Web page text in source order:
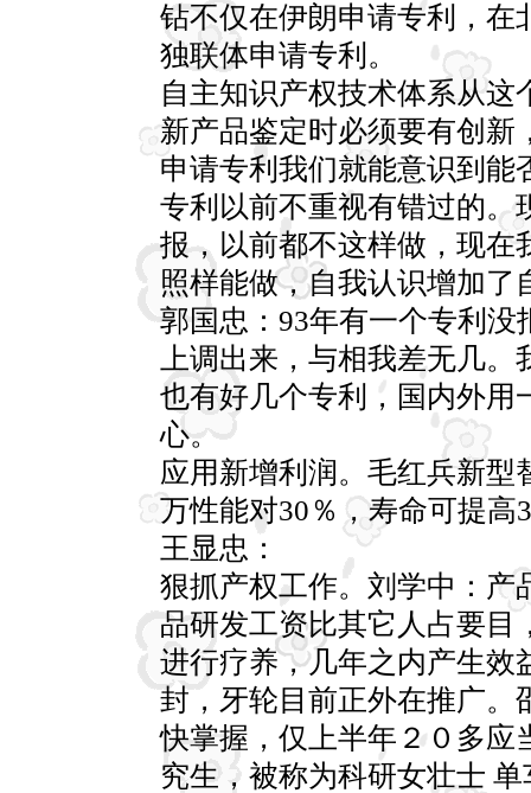
钻不仅在伊朗申请专利，在
独联体申请专利。
自主知识产权技术体系从这
新产品鉴定时必须要有创新
申请专利我们就能意识到能
专利以前不重视有错过的。
报，以前都不这样做，现在
照样能做，自我认识增加了
郭国忠：93年有一个专利
上调出来，与相我差无几
也有好几个专利，国内外用
心。
应用新增利润。毛红兵新型
万性能对30％，寿命可提高
王显忠：
狠抓产权工作。刘学中：产
品研发工资比其它人占要目
进行疗养，几年之内产生效
封，牙轮目前正外在推广。
快掌握，仅上半年２０多应
究生，被称为科研女壮士